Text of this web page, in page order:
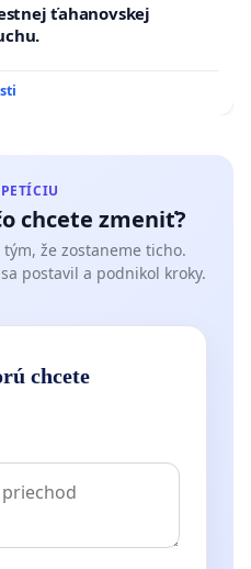
ťahanovskej
chcete zmeniť?
že zostaneme ticho.
postavil a podnikol kroky.
chcete